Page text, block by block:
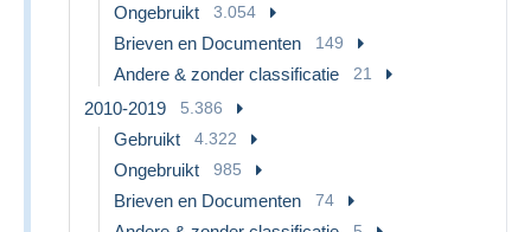
Ongebruikt 3.054
Brieven en Documenten 149
Andere & zonder classificatie 21
2010-2019 5.386
Gebruikt 4.322
Ongebruikt 985
Brieven en Documenten 74